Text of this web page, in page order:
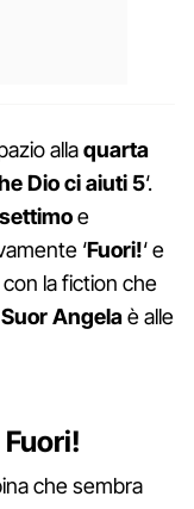
allaquarta
Dio ci aiuti 5‘.
settimoe
‘Fuori!‘ e
con la fiction che
Suor Angelaè alle
che sembra